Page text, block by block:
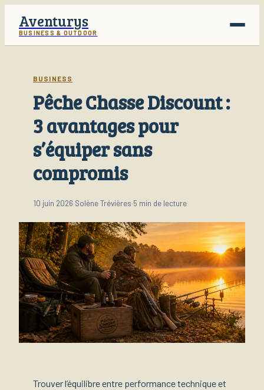
Aventurys
BUSINESS & OUTDOOR
Business
Finance
Lifestyle
BUSINESS
Pêche Chasse Discount :
3 avantages pour
s’équiper sans
compromis
10 juin 2026·Solène Trévières·5 min de lecture
Trouver l’équilibre entre performance technique et